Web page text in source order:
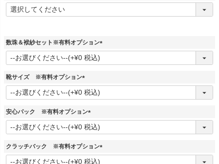
(
数珠＆袱紗セット※有料オプション
(
靴サイズ ※有料オプション
(
必
)
安心パック ※有料オプション
(
必
)
クラッチバック ※有料オプション
(